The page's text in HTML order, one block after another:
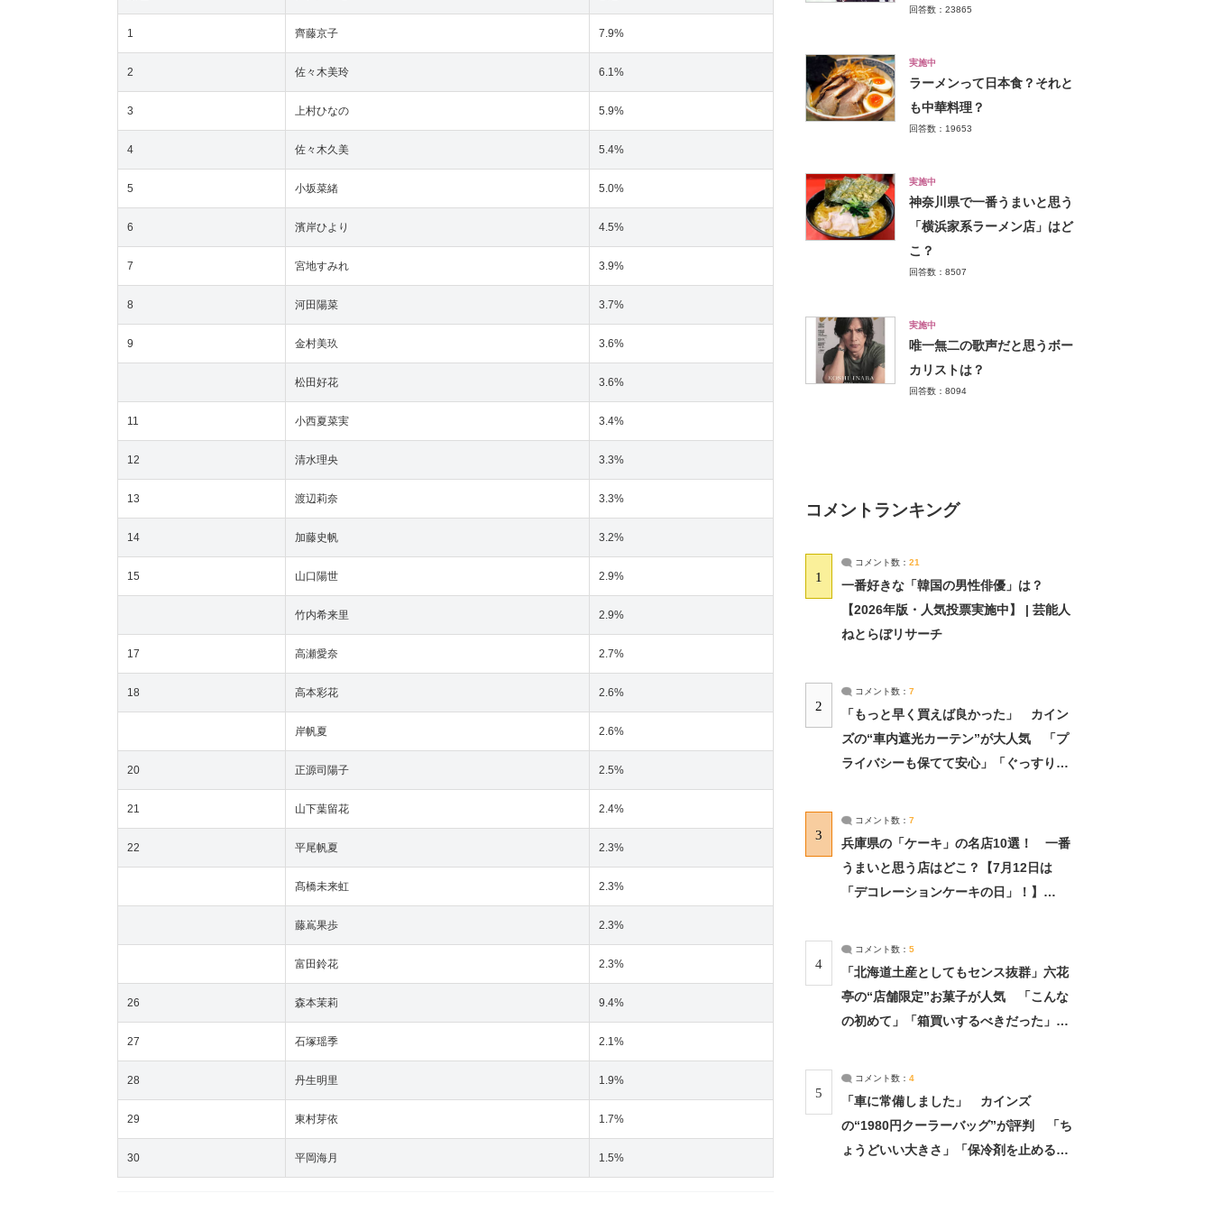
1 齊藤京子 7.9%
2 佐々木美玲 6.1%
3 上村ひなの 5.9%
4 佐々木久美 5.4%
5 小坂菜緒 5.0%
6 濱岸ひより 4.5%
7 宮地すみれ 3.9%
8 河田陽菜 3.7%
9 金村美玖 3.6%
松田好花 3.6%
11 小西夏菜実 3.4%
12 清水理央 3.3%
13 渡辺莉奈 3.3%
14 加藤史帆 3.2%
15 山口陽世 2.9%
竹内希来里 2.9%
17 高瀬愛奈 2.7%
18 高本彩花 2.6%
岸帆夏 2.6%
20 正源司陽子 2.5%
21 山下葉留花 2.4%
22 平尾帆夏 2.3%
髙橋未来虹 2.3%
藤嶌果歩 2.3%
富田鈴花 2.3%
26 森本茉莉 9.4%
27 石塚瑶季 2.1%
28 丹生明里 1.9%
29 東村芽依 1.7%
30 平岡海月 1.5%
回答数：23865
実施中
ラーメンって日本食？それと
も中華料理？
回答数：19653
実施中
神奈川県で一番うまいと思う
「横浜家系ラーメン店」はど
こ？
回答数：8507
実施中
唯一無二の歌声だと思うボー
カリストは？
回答数：8094
コメントランキング
1
コメント数： 21
一番好きな「韓国の男性俳優」は？
【2026年版・人気投票実施中】 | 芸能人
ねとらぼリサーチ
2
コメント数： 7
「もっと早く買えば良かった」 カイン
ズの“車内遮光カーテン”が大人気 「プ
ライバシーも保てて安心」「ぐっすり眠
3
コメント数： 7
兵庫県の「ケーキ」の名店10選！ 一番
うまいと思う店はどこ？【7月12日は
「デコレーションケーキの日」！】
4
コメント数： 5
「北海道土産としてもセンス抜群」六花
亭の“店舗限定”お菓子が人気 「こんな
の初めて」「箱買いするべきだった」
5
コメント数： 4
「車に常備しました」 カインズ
の“1980円クーラーバッグ”が評判 「ち
ょうどいい大きさ」「保冷剤を止めるベ